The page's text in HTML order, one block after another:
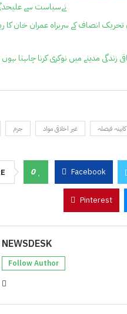
نےسیاست سے علیحدگی
تحریک انصاف کے سربراہ عمران خان کا
زندگی مدینے میں نوکری کرنا چاہتا
جرم غیر اخلاقی مواد کابینہ فیصلہ
0 Facebook
Pinterest
NEWSDESK
Follow Author